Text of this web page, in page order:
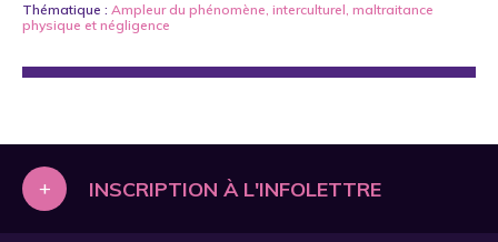
Thématique : Ampleur du phénomène, interculturel, maltraitance
physique et négligence
+ INSCRIPTION À L'INFOLETTRE